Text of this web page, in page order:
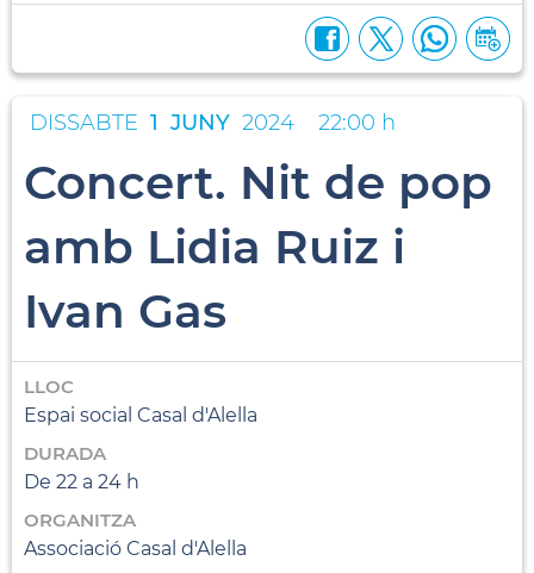
DISSABTE 1 JUNY 2024 22:00 h
Concert. Nit de pop
amb Lidia Ruiz i
Ivan Gas
LLOC
Espai social Casal d'Alella
DURADA
De 22 a 24 h
ORGANITZA
Associació Casal d'Alella